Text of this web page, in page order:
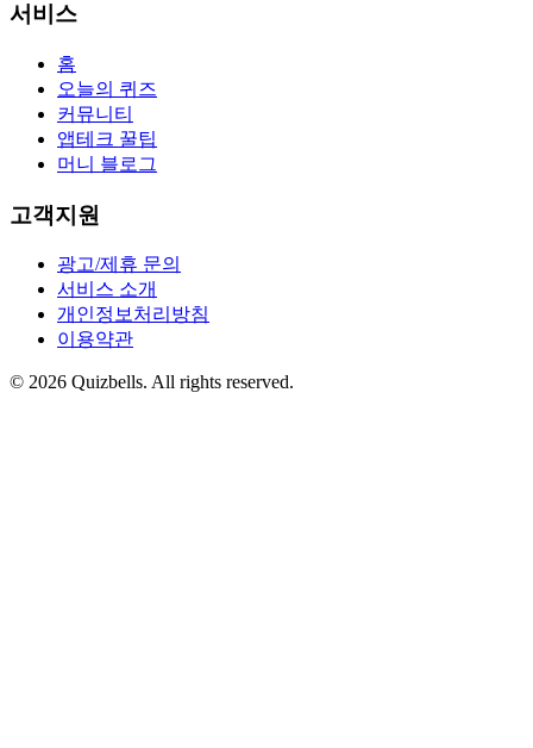
서비스
홈
오늘의 퀴즈
커뮤니티
앱테크 꿀팁
머니 블로그
고객지원
광고/제휴 문의
서비스 소개
개인정보처리방침
이용약관
© 2026 Quizbells. All rights reserved.